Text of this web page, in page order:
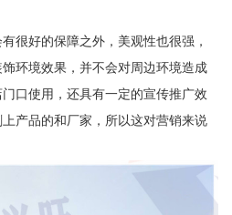
很好的保障之外，美观性也很强，
环境效果，并不会对周边环境造成
口使用，还具有一定的宣传推广效
产品的和厂家，所以这对营销来说